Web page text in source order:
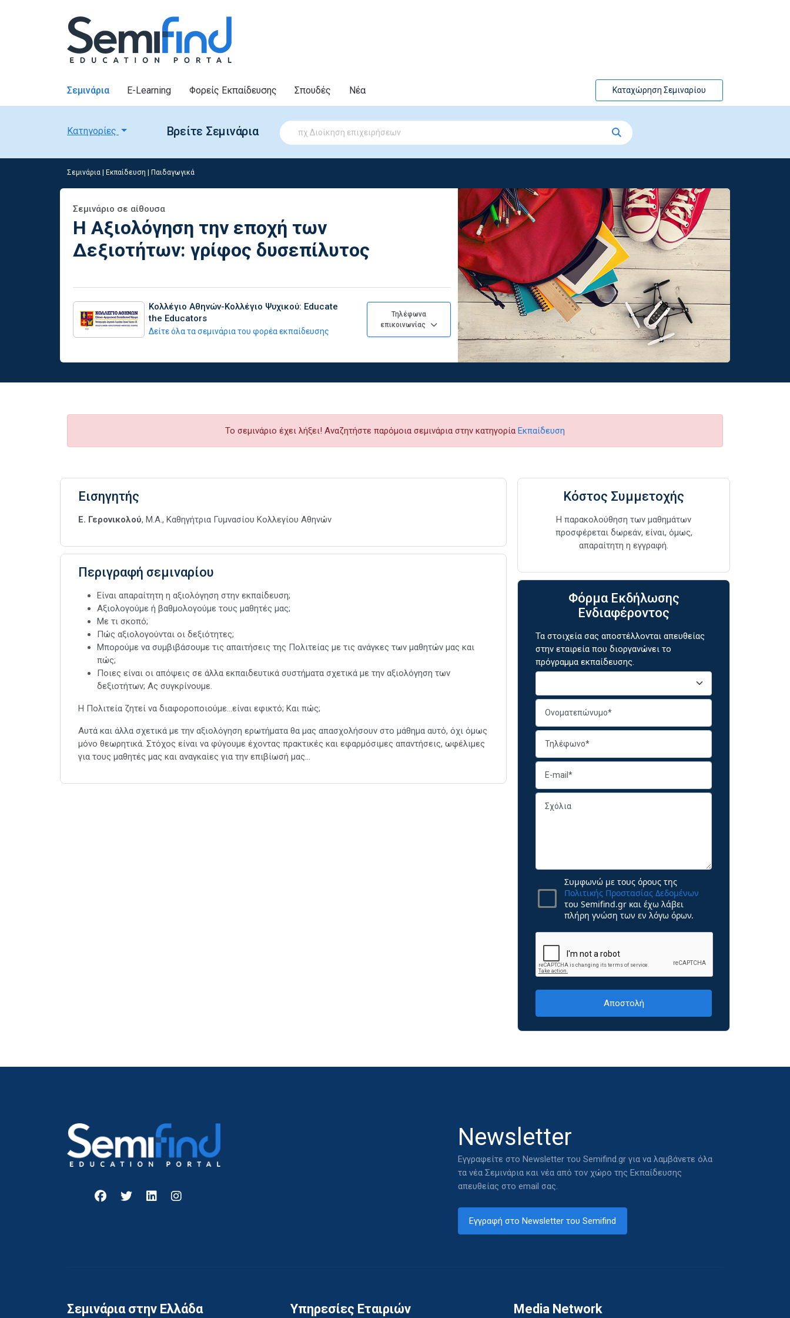
Σεμινάρια E-Learning Φορείς Εκπαίδευσης Σπουδές Νέα Καταχώρηση Σεμιναρίου
Κατηγορίες Βρείτε Σεμινάρια
Σεμινάρια Εκπαίδευση Παιδαγωγικά
Σεμινάριο σε αίθουσα
Η Αξιολόγηση την εποχή των
Δεξιοτήτων: γρίφος δυσεπίλυτος
Κολλέγιο Αθηνών-Κολλέγιο Ψυχικού: Educate
the Educators
Δείτε όλα τα σεμινάρια του φορέα εκπαίδευσης
Τηλέφωνα
επικοινωνίας
Το σεμινάριο έχει λήξει! Αναζητήστε παρόμοια σεμινάρια στην κατηγορία Εκπαίδευση
Εισηγητής
Ε. Γερονικολού, Μ.Α., Καθηγήτρια Γυμνασίου Κολλεγίου Αθηνών
Περιγραφή σεμιναρίου
Είναι απαραίτητη η αξιολόγηση στην εκπαίδευση;
Αξιολογούμε ή βαθμολογούμε τους μαθητές μας;
Με τι σκοπό;
Πώς αξιολογούνται οι δεξιότητες;
Μπορούμε να συμβιβάσουμε τις απαιτήσεις της Πολιτείας με τις ανάγκες των μαθητών μας και
πώς;
Ποιες είναι οι απόψεις σε άλλα εκπαιδευτικά συστήματα σχετικά με την αξιολόγηση των
δεξιοτήτων; Ας συγκρίνουμε.
Η Πολιτεία ζητεί να διαφοροποιούμε…είναι εφικτό; Και πώς;
Αυτά και άλλα σχετικά με την αξιολόγηση ερωτήματα θα μας απασχολήσουν στο μάθημα αυτό, όχι όμως
μόνο θεωρητικά. Στόχος είναι να φύγουμε έχοντας πρακτικές και εφαρμόσιμες απαντήσεις, ωφέλιμες
για τους μαθητές μας και αναγκαίες για την επιβίωσή μας…
Κόστος Συμμετοχής
Η παρακολούθηση των μαθημάτων
προσφέρεται δωρεάν, είναι, όμως,
απαραίτητη η εγγραφή.
Φόρμα Εκδήλωσης
Ενδιαφέροντος
Τα στοιχεία σας αποστέλλονται απευθείας
στην εταιρεία που διοργανώνει το
πρόγραμμα εκπαίδευσης.
Συμφωνώ με τους όρους της
Πολιτικής Προστασίας Δεδομένων
του Semifind.gr και έχω λάβει
πλήρη γνώση των εν λόγω όρων.
Newsletter
Εγγραφείτε στο Newsletter του Semifind.gr για να λαμβάνετε όλα
τα νέα Σεμινάρια και νέα από τον χώρο της Εκπαίδευσης
απευθείας στο email σας.
Εγγραφή στο Newsletter του Semifind
Σεμινάρια στην Ελλάδα Υπηρεσίες Εταιριών Media Network